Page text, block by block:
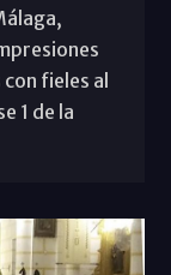
fieles al
1 de la